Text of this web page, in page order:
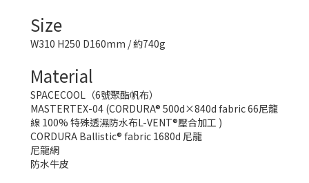
Size
W310 H250 D160mm / 約740g
Material
SPACECOOL（6號聚酯帆布）
MASTERTEX-04 (CORDURA® 500d×840d fabric 66尼龍
線 100% 特殊透濕防水布L-VENT®壓合加工 )
CORDURA Ballistic® fabric 1680d 尼龍
尼龍網
防水牛皮